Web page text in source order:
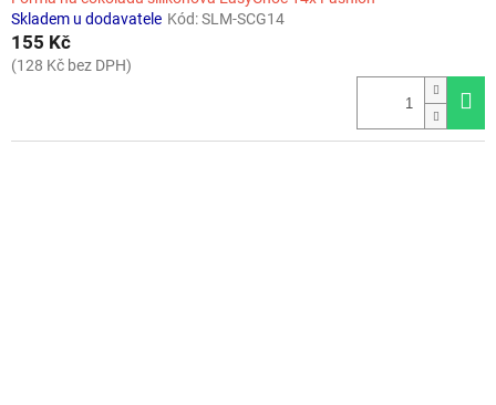
Skladem u dodavatele Kód:SLM-SCG14
155 Kč
(128 Kč bez DPH)